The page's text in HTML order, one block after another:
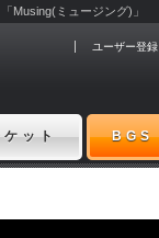
Musing(ミュージング)」
ユーザー登録
ケット BGS